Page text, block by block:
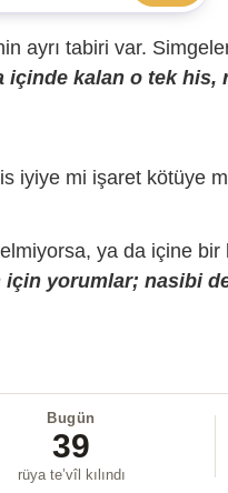
ayrı tabiri var.
içinde kalan o tek his,
iyiye mi işaret kötüye
ya da içine
yorumlar; nasibi de
Bugün
39
rüya te’vîl kılındı